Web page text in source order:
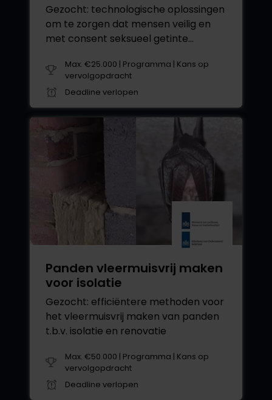
Gezocht: technologische oplossingen
om te zorgen dat mensen veilig en
met consent seksueel getinte
Max. €25.000 | Programma | Kans op
vervolgopdracht
Deadline verlopen
Panden vleermuisvrij maken
voor isolatie
Gezocht: efficiëntere methoden voor
het vleermuisvrij maken van panden
t.b.v. isolatie en renovatie
Max. €50.000 | Programma | Kans op
vervolgopdracht
Deadline verlopen